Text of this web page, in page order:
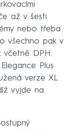
až v šesti
nebo třeba
všechno pak v
včetně DPH.
Plus
verze XL
vyjde na